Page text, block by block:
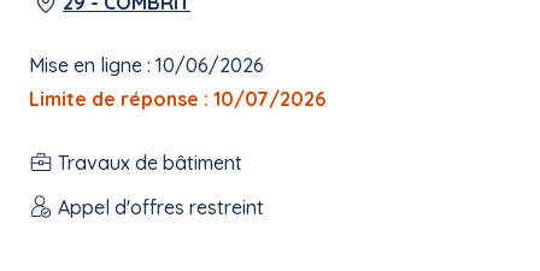
Mise en ligne : 10/06/2026
Limite de réponse : 10/07/2026
Travaux de bâtiment
Appel d'offres restreint